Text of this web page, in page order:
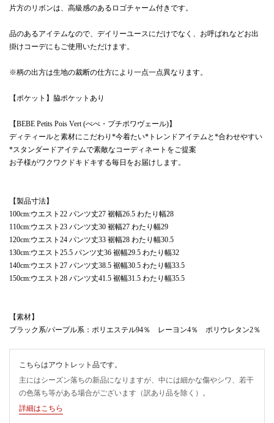
片方のリボンは、高級感のあるロゴチャーム付きです。
品のあるアイテムなので、デイリーユースにだけでなく、お呼ばれなどお出
掛けコーデにもご使用いただけます。
※柄の出方は生地の裁断の仕方により一点一点異なります。
【ポケット】脇ポケットあり
【BEBE Petits Pois Vert (べべ・プチポワヴェール)】
ディティールと素材にこだわり*今着たい*トレンドアイテムと*合わせやすい
*スタンダードアイテムで素敵なコーディネートをご提案
お子様がワクワクドキドキする毎日をお届けします。
【製品寸法】
100cm:ウエスト22 パンツ丈27 裾幅26.5 わたり幅28
110cm:ウエスト23 パンツ丈30 裾幅27 わたり幅29
120cm:ウエスト24 パンツ丈33 裾幅28 わたり幅30.5
130cm:ウエスト25.5 パンツ丈36 裾幅29.5 わたり幅32
140cm:ウエスト27 パンツ丈38.5 裾幅30.5 わたり幅33.5
150cm:ウエスト28 パンツ丈41.5 裾幅31.5 わたり幅35.5
【素材】
ブラック系/パープル系：ポリエステル94％ レーヨン4％ ポリウレタン2％
こちらはアウトレット品です。
主にはシーズン落ちの新品になりますが、中には細かな傷やシワ、若干
の色落ち等がある場合がございます（訳あり品を除く）。
詳細はこちら